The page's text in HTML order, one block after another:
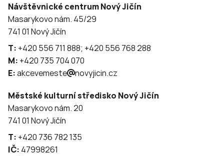
Návštěvnické centrum Nový Jičín
Masarykovo nám. 45/29
741 01 Nový Jičín
T: +420 556 711 888; +420 556 768 288
M: +420 735 704 070
E:akcevemeste novyjicin.cz
Městské kulturní středisko Nový Jičín
Masarykovo nám. 20
741 01 Nový Jičín
T: +420 736 782 135
IČ: 47998261